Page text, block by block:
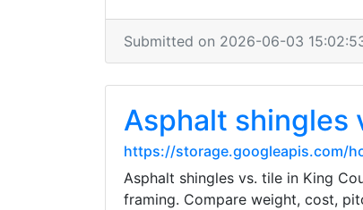
Submitted on 2026-06-03
Asphalt shingles
https://storage.googleapis.com/
Asphalt shingles vs. tile in King
framing. Compare weight, cost,